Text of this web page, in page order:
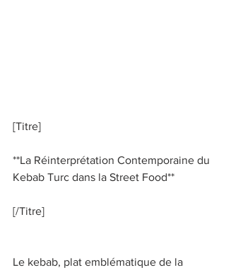
[Titre]
**La Réinterprétation Contemporaine du
Kebab Turc dans la Street Food**
[/Titre]
Le kebab, plat emblématique de la